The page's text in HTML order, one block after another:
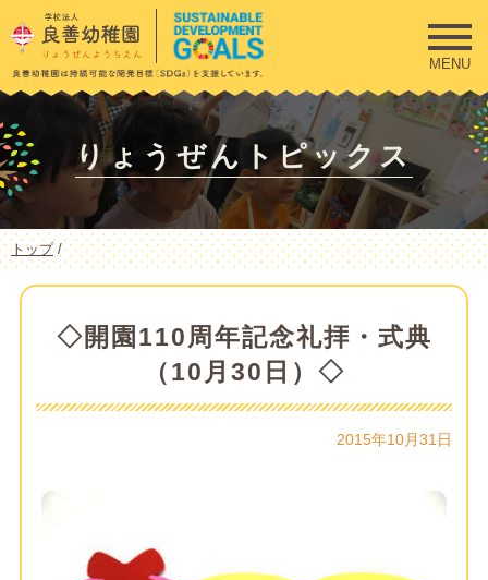
このページの本文へ
MENU
りょうぜんトピックス
現
在
の
トップ/
◇開園110周年記念礼拝・式典
（10月30日）◇
2015年10月31日